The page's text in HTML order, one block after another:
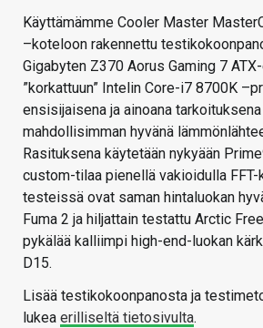
Käyttämämme Cooler Master
–koteloon rakennettu
Gigabyten Z370 Aorus Gaming 7
”korkattuun” Intelin Core-i7 8700K
ensisijaisena ja ainoana
mahdollisimman hyvänä
Rasituksena käytetään nykyään
custom-tilaa pienellä vakioidulla
testeissä ovat saman hintaluokan
Fuma 2 ja hiljattain testattu Arctic
pykälää kalliimpi high-end-luokan
D15.
Lisää testikokoonpanosta ja
lukea erilliseltä tietosivulta.